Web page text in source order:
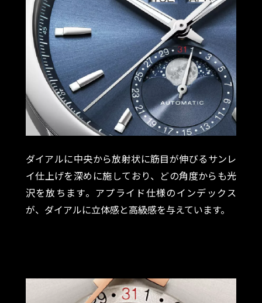
ダイアルに中央から放射状に筋目が伸びるサンレ
イ仕上げを深めに施しており、どの角度からも光
沢を放ちます。アプライド仕様のインデックス
が、ダイアルに立体感と高級感を与えています。